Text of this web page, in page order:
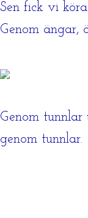
Sen fick vi
Genom ängar,
Genom
genom tunnlar.